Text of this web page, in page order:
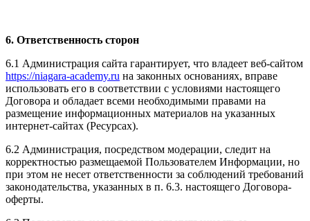
6. Ответственность сторон
6.1 Администрация сайта гарантирует, что владеет веб-сайтом
https://niagara-academy.ru на законных основаниях, вправе
использовать его в соответствии с условиями настоящего
Договора и обладает всеми необходимыми правами на
размещение информационных материалов на указанных
интернет-сайтах (Ресурсах).
6.2 Администрация, посредством модерации, следит на
корректностью размещаемой Пользователем Информации, но
при этом не несет ответственности за соблюдений требований
законодательства, указанных в п. 6.3. настоящего Договора-
оферты.